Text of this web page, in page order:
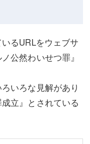
るURLをウェブサ
公然わいせつ罪』
いろな見解があり
立』とされている